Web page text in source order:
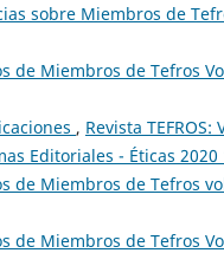
sobre Miembros de
de Miembros de Tefros
, Revista
Editoriales - Éticas 2020
de Miembros de Tefros
de Miembros de Tefros